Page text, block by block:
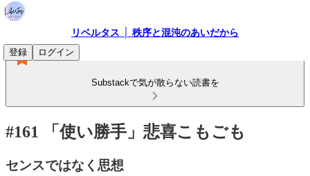
リベルタス │ 秩序と混沌のあいだから
登録
ログイン
Substackで気が散らない読書を
#161 「使い勝手」悲喜こもごも
センスではなく思想